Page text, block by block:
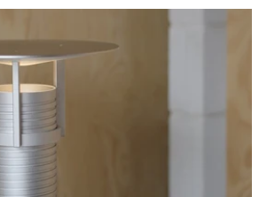
the Poetics of Everyday Space